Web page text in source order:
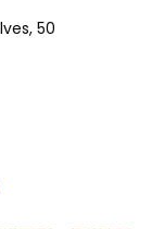
50